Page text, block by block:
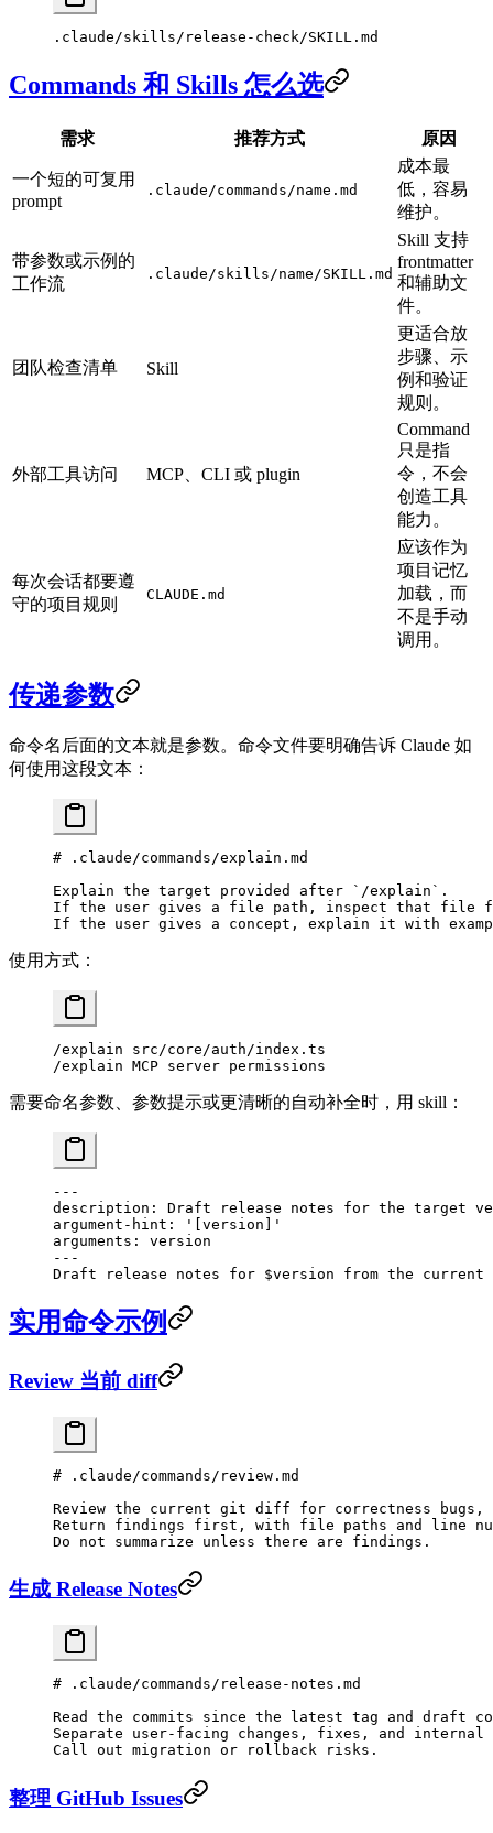
.claude/skills/release-check/SKILL.md
Commands 和 Skills 怎么选
需求 推荐方式 原因
一个短的可复用
prompt
.claude/commands/name.md
成本最
低，容易
维护。
带参数或示例的
工作流
.claude/skills/name/SKILL.md
Skill 支持
frontmatter
和辅助文
件。
团队检查清单 Skill
更适合放
步骤、示
例和验证
规则。
外部工具访问 MCP、CLI 或 plugin
Command
只是指
令，不会
创造工具
能力。
每次会话都要遵
守的项目规则
CLAUDE.md
应该作为
项目记忆
加载，而
不是手动
调用。
传递参数
命令名后面的文本就是参数。命令文件要明确告诉 Claude 如
何使用这段文本：
# .claude/commands/explain.md
Explain the target provided after
`/explain` .
If the user gives a file path, inspect that file
If the user gives a concept, explain it with
使用方式：
/explain src/core/auth/index.ts
/explain MCP server permissions
需要命名参数、参数提示或更清晰的自动补全时，用 skill：
---
description : Draft release notes for the target
argument-hint :
'[version]'
arguments : version
---
Draft release notes for $version from the
实用命令示例
Review 当前 diff
# .claude/commands/review.md
Review the current git diff for correctness
Return findings first, with file paths and line
Do not summarize unless there are findings.
生成 Release Notes
# .claude/commands/release-notes.md
Read the commits since the latest tag and draft
Separate user-facing changes, fixes, and internal
Call out migration or rollback risks.
整理 GitHub Issues